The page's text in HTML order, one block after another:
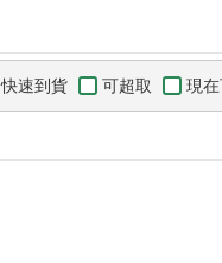
快速到貨 可超取 現